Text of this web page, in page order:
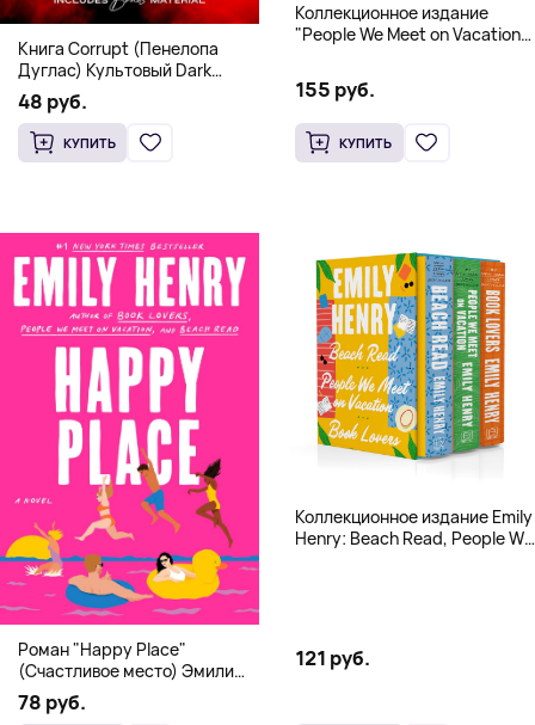
Книга Corrupt (Пенелопа
Дуглас) Культовый Dark
Romance бестселлер (18+)
48 руб.
КУПИТЬ
Коллекционное издание
"People We Meet on Vacation"
Hardcover
155 руб.
КУПИТЬ
Роман "Happy Place"
(Счастливое место) Эмили
Генри | Твердый переплет
78 руб.
Коллекционное издание Emily
Henry: Beach Read, People We
121 руб.